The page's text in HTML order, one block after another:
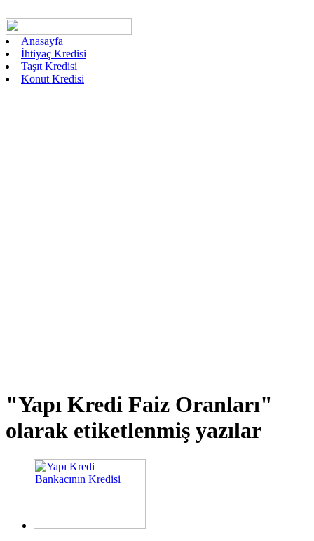
Anasayfa
İhtiyaç Kredisi
Taşıt Kredisi
Konut Kredisi
"Yapı Kredi Faiz Oranları"
olarak etiketlenmiş yazılar